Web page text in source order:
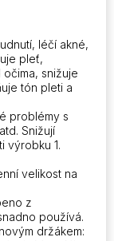
léčí akné,
pleť,
snižuje
tón pleti a
problémy s
Snižují
výrobku 1.
velikost na
z
používá.
držákem: